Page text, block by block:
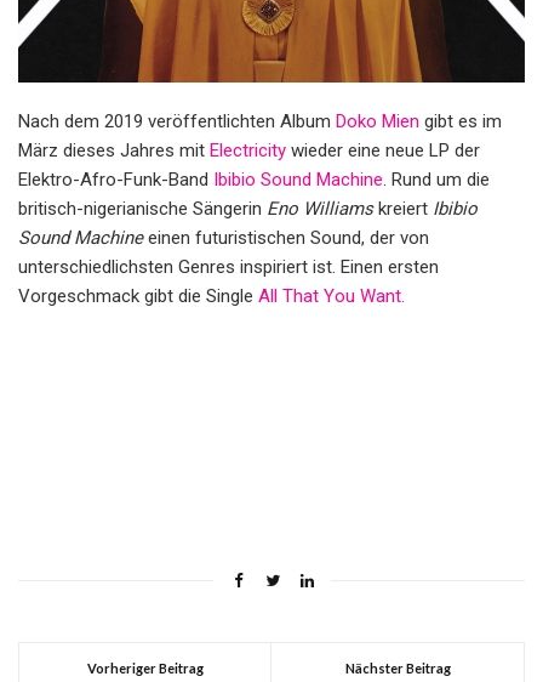
Nach dem 2019 veröffentlichten Album Doko Mien gibt es im
März dieses Jahres mit Electricity wieder eine neue LP der
Elektro-Afro-Funk-Band Ibibio Sound Machine. Rund um die
britisch-nigerianische Sängerin Eno Williamskreiert Ibibio
Sound Machineeinen futuristischen Sound, der von
unterschiedlichsten Genres inspiriert ist. Einen ersten
Vorgeschmack gibt die Single All That You Want.
Vorheriger Beitrag Nächster Beitrag